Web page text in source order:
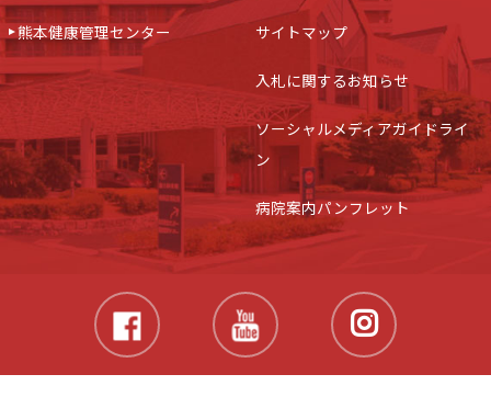
熊本健康管理センター サイトマップ
入札に関するお知らせ
ソーシャルメディアガイドライ
ン
病院案内パンフレット